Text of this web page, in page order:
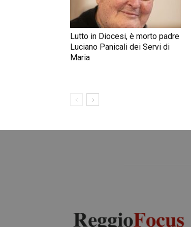
Lutto in Diocesi, è morto padre
Luciano Panicali dei Servi di
Maria